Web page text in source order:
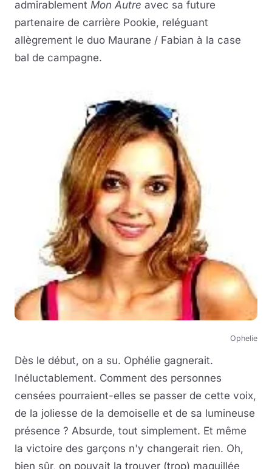
admirablement Mon Autre avec sa future
partenaire de carrière Pookie, reléguant
allègrement le duo Maurane / Fabian à la case
bal de campagne.
Ophelie
Dès le début, on a su. Ophélie gagnerait.
Inéluctablement. Comment des personnes
censées pourraient-elles se passer de cette voix,
de la joliesse de la demoiselle et de sa lumineuse
présence ? Absurde, tout simplement. Et même
la victoire des garçons n'y changerait rien. Oh,
bien sûr, on pouvait la trouver (trop) maquillée